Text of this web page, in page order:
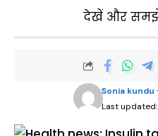
देखें और समझें
Last updated:
Sonia kundu